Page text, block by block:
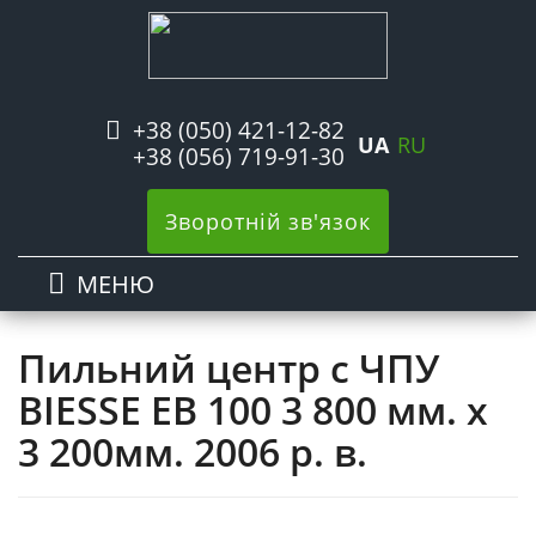
+38 (050) 421-12-82
+38 (056) 719-91-30 UA RU
Зворотній зв'язок
МЕНЮ
Пильний центр с ЧПУ
BIESSE ЕB 100 3 800 мм. x
3 200мм. 2006 р. в.